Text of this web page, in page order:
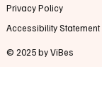
Privacy Policy
© 2025 by ViBes
Accessibility Statement